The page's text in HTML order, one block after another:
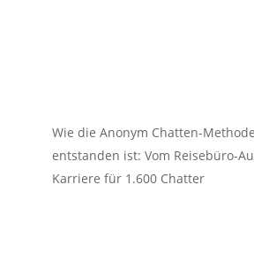
Wie die Anonym Chatten-Methode
entstanden ist: Vom Reisebüro-
Karriere für 1.600 Chatter